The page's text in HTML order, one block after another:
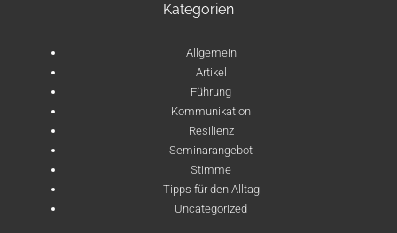
Kategorien
Allgemein
Artikel
Führung
Kommunikation
Resilienz
Seminarangebot
Stimme
Tipps für den Alltag
Uncategorized